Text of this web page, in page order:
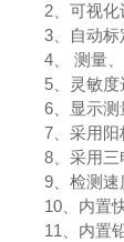
2、可视化
3、自动标
4、 测量
5、灵敏度
6、显示测
7、采用
8、采用
9、检测速
10、内置
11、内置